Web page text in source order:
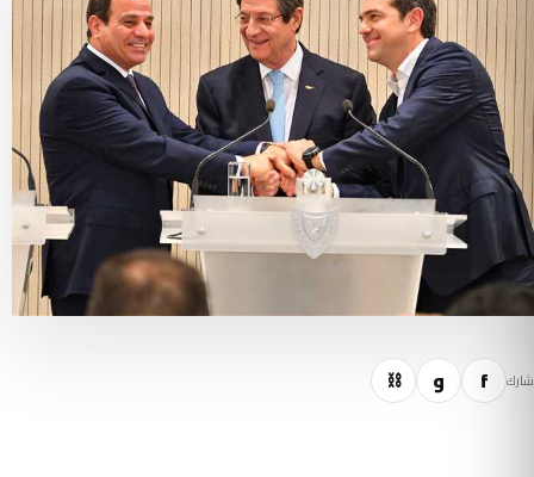
شارك f و ⛓